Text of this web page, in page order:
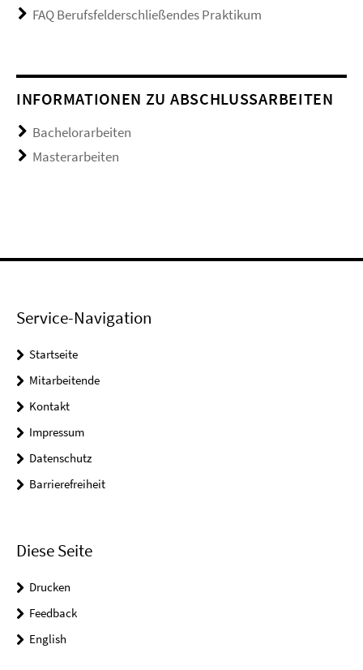
FAQ Berufsfelderschließendes Praktikum
INFORMATIONEN ZU ABSCHLUSSARBEITEN
Bachelorarbeiten
Masterarbeiten
Service-Navigation
Startseite
Mitarbeitende
Kontakt
Impressum
Datenschutz
Barrierefreiheit
Diese Seite
Drucken
Feedback
English